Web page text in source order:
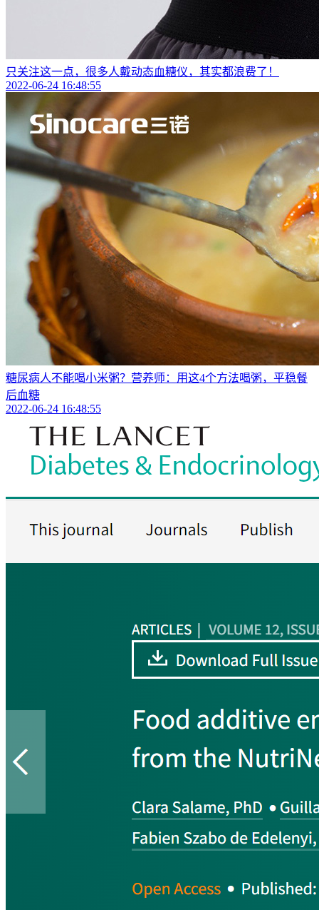
只关注这一点，很多人戴动态血糖仪，其实都浪费了！
2022-06-24 16:48:55
糖尿病人不能喝小米粥？营养师：用这4个方法喝粥，平稳餐
后血糖
2022-06-24 16:48:55